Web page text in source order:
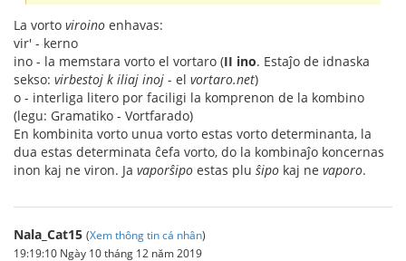
La vorto viroino enhavas:
vir' - kerno
ino - la memstara vorto el vortaro (II ino. Estaĵo de idnaska
sekso: virbestoj k iliaj inoj - el vortaro.net)
o - interliga litero por faciligi la komprenon de la kombino
(legu: Gramatiko - Vortfarado)
En kombinita vorto unua vorto estas vorto determinanta, la
dua estas determinata ĉefa vorto, do la kombinaĵo koncernas
inon kaj ne viron. Ja vaporŝipo estas plu ŝipo kaj ne vaporo.
Nala_Cat15 (Xem thông tin cá nhân)
19:19:10 Ngày 10 tháng 12 năm 2019